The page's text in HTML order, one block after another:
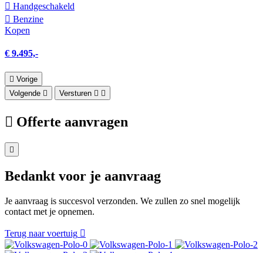
Hand­geschakeld
Benzine
Kopen
€ 9.495,-
Vorige
Volgende
Versturen
Offerte aanvragen
Bedankt voor je aanvraag
Je aanvraag is succesvol verzonden. We zullen zo snel mogelijk
contact met je opnemen.
Terug naar voertuig